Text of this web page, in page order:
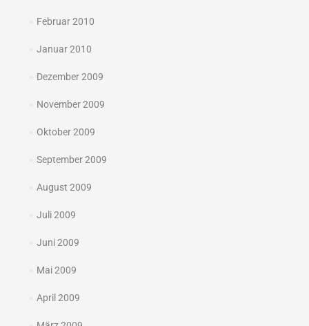
Februar 2010
Januar 2010
Dezember 2009
November 2009
Oktober 2009
September 2009
August 2009
Juli 2009
Juni 2009
Mai 2009
April 2009